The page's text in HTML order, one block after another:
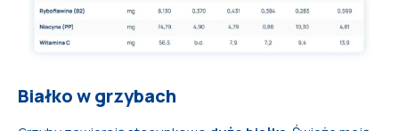
Białko w grzybach